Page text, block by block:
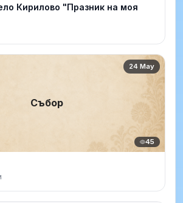
Кирилово "Празник на моя
Събор
24 May
45